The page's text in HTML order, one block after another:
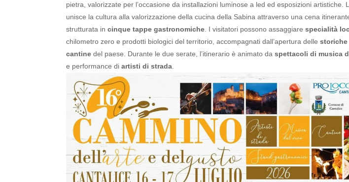
pietra, valorizzate per l’occasione da installazioni luminose a led ed esposizioni artistiche.
unisce la cultura alla valorizzazione della cucina della Sabina attraverso una cena
strutturata incinque tappe gastronomiche. I visitatori possono assaggiarespecialità
chilometro zero e prodotti biologici del territorio, accompagnati dall’apertura dellestoriche
cantine del paese. Durante le due serate, l’itinerario è animato daspettacoli di musica
e performance diartisti di strada.